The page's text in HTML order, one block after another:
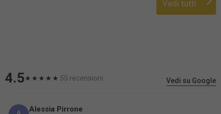
Vedi tutti
4.5★★★★★ 55 recensioni Vedi su Google
Alessia Pirrone